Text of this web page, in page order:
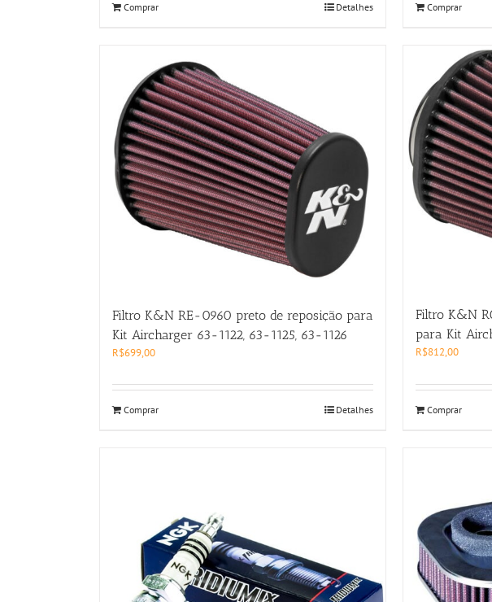
Comprar Detalhes Comprar
Filtro K&N RE-0960 preto de reposição para
Kit Aircharger 63-1122, 63-1125, 63-1126
R$699,00
Comprar Detalhes
Filtro K&N
para Kit
R$812,00
Comprar